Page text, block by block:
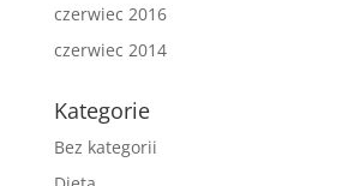
czerwiec 2016
czerwiec 2014
Kategorie
Bez kategorii